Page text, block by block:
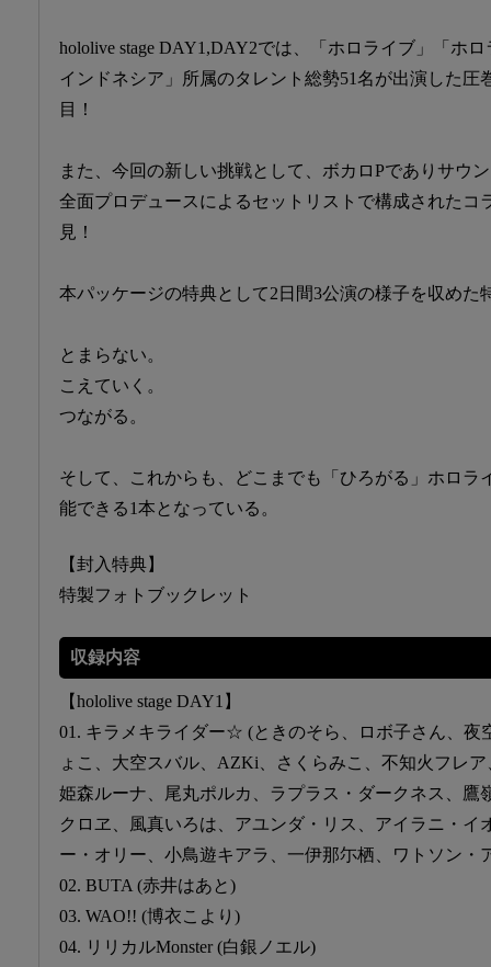
hololive stage DAY1,DAY2では、「ホロライブ」「ホ
インドネシア」所属のタレント総勢51名が出演した圧
目！
また、今回の新しい挑戦として、ボカロPでありサウ
全面プロデュースによるセットリストで構成されたコ
見！
本パッケージの特典として2日間3公演の様子を収めた
とまらない。
こえていく。
つながる。
そして、これからも、どこまでも「ひろがる」ホロラ
能できる1本となっている。
【封入特典】
特製フォトブックレット
収録内容
【hololive stage DAY1】
01. キラメキライダー☆ (ときのそら、ロボ子さん、夜
ょこ、大空スバル、AZKi、さくらみこ、不知火フレ
姫森ルーナ、尾丸ポルカ、ラプラス・ダークネス、鷹
クロヱ、風真いろは、アユンダ・リス、アイラニ・イ
ー・オリー、小鳥遊キアラ、一伊那尓栖、ワトソン・
02. BUTA (赤井はあと)
03. WAO!! (博衣こより)
04. リリカルMonster (白銀ノエル)